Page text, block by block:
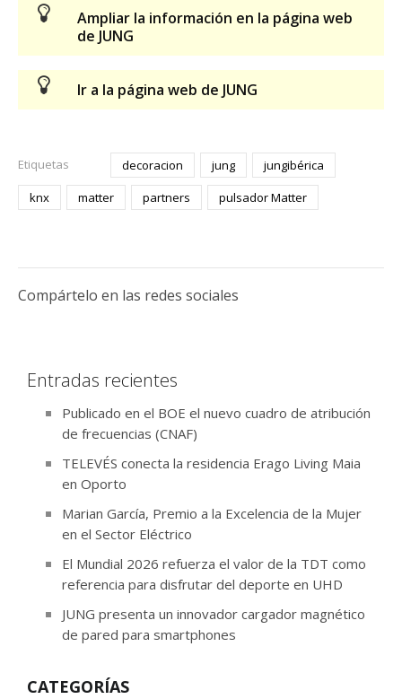
Ampliar la información en la página web
de JUNG
Ir a la página web de JUNG
Etiquetas decoracion jung
jungibérica
knx
matter partners pulsador Matter
Compártelo en las redes sociales
Entradas recientes
Publicado en el BOE el nuevo cuadro de atribución
de frecuencias (CNAF)
TELEVÉS conecta la residencia Erago Living Maia
en Oporto
Marian García, Premio a la Excelencia de la Mujer
en el Sector Eléctrico
El Mundial 2026 refuerza el valor de la TDT como
referencia para disfrutar del deporte en UHD
JUNG presenta un innovador cargador magnético
de pared para smartphones
CATEGORÍAS